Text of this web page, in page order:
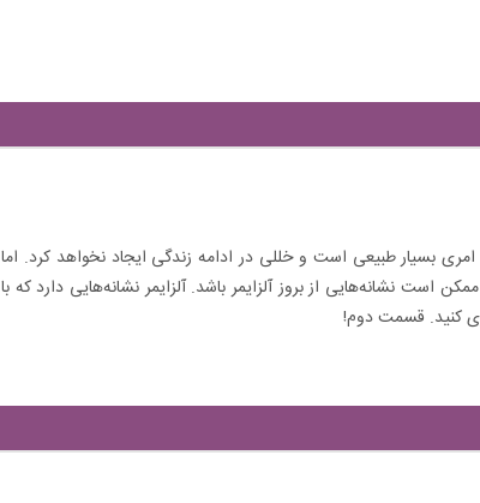
بسیار طبیعی است و خللی در ادامه زندگی ایجاد نخواهد کرد. اما
است نشانه‌هایی از بروز آلزایمر باشد. آلزایمر نشانه‌هایی دارد که با
کنید. قسمت دوم!